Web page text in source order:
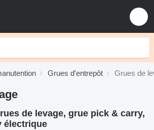
Grues d'entrepôt Grues de
de levage, grue pick & carry,
électrique